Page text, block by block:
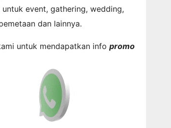
event, gathering, wedding,
dan lainnya.
untuk mendapatkan infopromo